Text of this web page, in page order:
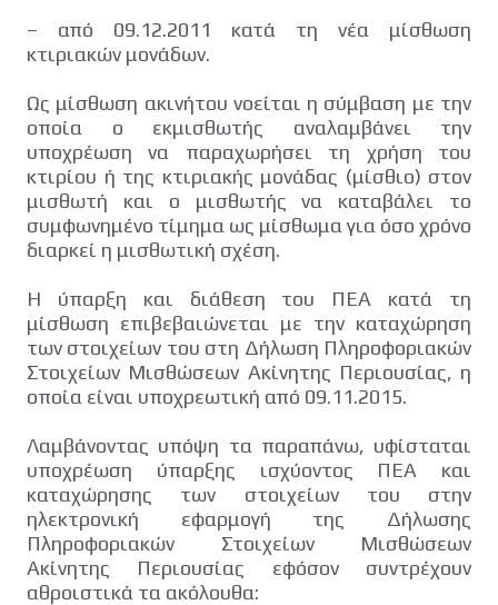
– από 09.12.2011 κατά τη νέα μίσθωση
κτιριακών μονάδων.
Ως μίσθωση ακινήτου νοείται η σύμβαση με την
οποία ο εκμισθωτής αναλαμβάνει την
υποχρέωση να παραχωρήσει τη χρήση του
κτιρίου ή της κτιριακής μονάδας (μίσθιο) στον
μισθωτή και ο μισθωτής να καταβάλει το
συμφωνημένο τίμημα ως μίσθωμα για όσο χρόνο
διαρκεί η μισθωτική σχέση.
Η ύπαρξη και διάθεση του ΠΕΑ κατά τη
μίσθωση επιβεβαιώνεται με την καταχώρηση
των στοιχείων του στη Δήλωση Πληροφοριακών
Στοιχείων Μισθώσεων Ακίνητης Περιουσίας, η
οποία είναι υποχρεωτική από 09.11.2015.
Λαμβάνοντας υπόψη τα παραπάνω, υφίσταται
υποχρέωση ύπαρξης ισχύοντος ΠΕΑ και
καταχώρησης των στοιχείων του στην
ηλεκτρονική εφαρμογή της Δήλωσης
Πληροφοριακών Στοιχείων Μισθώσεων
Ακίνητης Περιουσίας εφόσον συντρέχουν
αθροιστικά τα ακόλουθα: